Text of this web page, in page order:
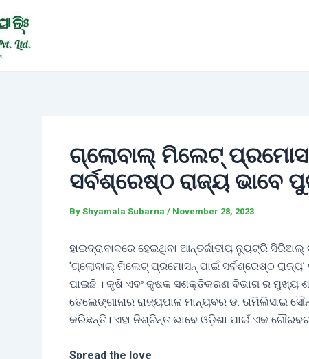
ଗ୍ଲୋବାଲ୍ ମିଲେଟ୍
ସର୍ବଶ୍ରେଷ୍ଠ ରାଜ୍ୟ ଭାବେ
ByShyamala Subarna / November 28, 2023
ହାଇଦ୍ରାବାଦରେ ହେଇଥିବା ଆନ୍ତର୍ଜାତୀୟ ନ୍ୟୁଟ୍ରି
‘ଗ୍ଲୋବାଲ୍ ମିଲେଟ୍ ପ୍ରମୋସନ୍ ପାଇଁ ସର୍ବଶ୍ରେଷ୍ଠ
ପାଇଛି । କୃଷି ଏବଂ କୃଷକ ସଶକ୍ତିକରଣ ବିଭାଗ ର ମୁଖ୍ୟ
ତେଲେଙ୍ଗାନାର ରାଜ୍ୟପାଳ ମାନ୍ୟବର ଡ. ତାମିଲିସାଇ
କରିଛନ୍ତି। ଏହା ନିଶ୍ଚିନ୍ତ ଭାବେ ଓଡ଼ିଶା ପାଇଁ ଏକ
Spread the love